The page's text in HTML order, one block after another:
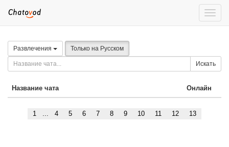
Toggle
Развлечения Только на Русском
Искать
Название чата Онлайн
1 ... 4 5 6 7 8 9 10 11 12 13